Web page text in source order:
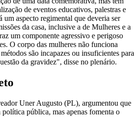
de eventos educativos, palestras e
aspecto regimental que deveria ser
da casa, inclusive a de Mulheres e a
um componente agressivo e perigoso
O corpo das mulheres não funciona
são incapazes ou insuficientes para
da gravidez", disse no plenário.
Uner Augusto (PL), argumentou que
pública, mas apenas fomenta o